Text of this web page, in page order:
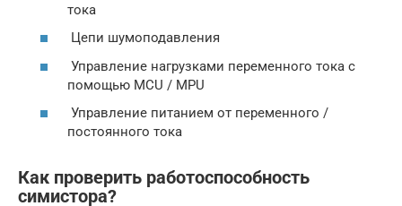
тока
Цепи шумоподавления
Управление нагрузками переменного тока с
помощью MCU / MPU
Управление питанием от переменного /
постоянного тока
Как проверить работоспособность
симистора?